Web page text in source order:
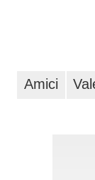
Amici